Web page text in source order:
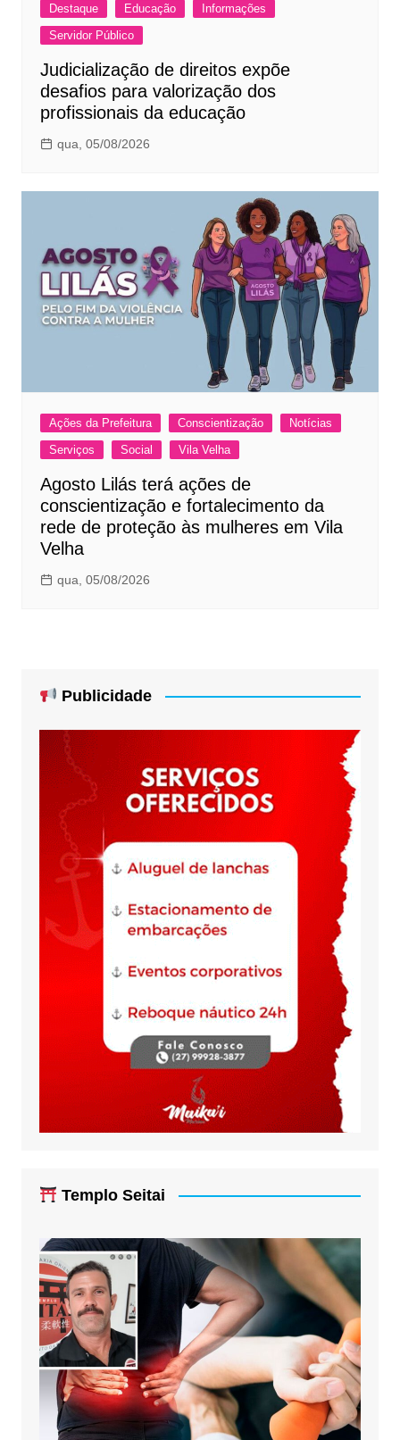
Destaque Educação
Informações
Servidor Público
Judicialização de direitos expõe
desafios para valorização dos
profissionais da educação
qua, 05/08/2026
Ações da Prefeitura Conscientização
Notícias
Serviços
Social Vila Velha
Agosto Lilás terá ações de
conscientização e fortalecimento da
rede de proteção às mulheres em Vila
Velha
qua, 05/08/2026
Publicidade
Templo Seitai